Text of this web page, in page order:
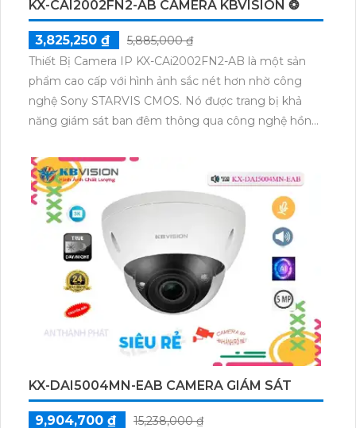
KX-CAI2002FN2-AB CAMERA KBVISION ❂
3,825,250 ₫
5,885,000 ₫
Thiết Bị Camera IP KX-CAi2002FN2-AB là một sản
phẩm cao cấp với hình ảnh sắc nét hơn nhờ công
nghệ Sony STARVIS CMOS. Nó được trang bị khả
năng giám sát ban đêm thông qua công nghệ hồng
kết nối IP, nó rất dễ dàng để cài đặt và kết nối với hệ
thống mạng. Chất lượng hình ảnh 2.0 MP mang đến
cho bạn những hình ảnh rõ nét và tường minh. Công
nghệ nén video H.265+/H.265/H.264+/H.264 cho
phép tải hình ảnh nhanh chóng và tiết kiệm bộ nhớ.
Ngoài ra, thiết bị còn tích hợp công nghệ nhìn đêm
chất lượng Starlight, giúp bạn có thể quan sát rõ ràng
ngay cả trong điều kiện ánh sáng yếu.
KX-DAI5004MN-EAB CAMERA GIÁM SÁT
9,904,700 ₫
15,238,000 ₫